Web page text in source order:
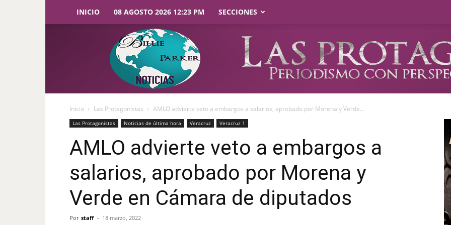
INICIO 08 AGOSTO 2026 12:23 PM SECCIONES
Parker
Noticias
Inicio Las Protagonistas AMLO advierte veto a embargos a salarios, aprobado por Morena y Verde...
Las Protagonistas Noticias de última hora Veracruz Veracruz 1
AMLO advierte veto a embargos a
salarios, aprobado por Morena y
Verde en Cámara de diputados
Por staff - 18 marzo, 2022